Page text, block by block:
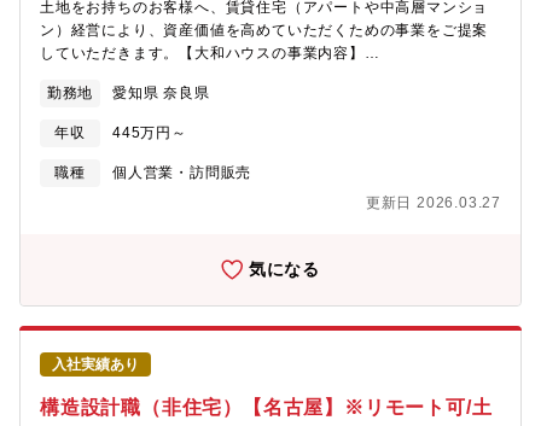
土地をお持ちのお客様へ、賃貸住宅（アパートや中高層マンショ
ン）経営により、資産価値を高めていただくための事業をご提案
していただきます。【大和ハウスの事業内容】
ハウスの採用ページ】～大和ハウスについてや働く環境などの記
載があります～
https://www.daiwahouse.co.jp/recruit/index.html?
page=from_header～キャリア採用ページ～
https://www.daiwahouse.co.jp/recruit/freshers/index.html■働く
https://www.daiwahouse.co.jp/recruit/person/index.html
勤務地 愛知県 奈良県
年収 445万円～
職種
個人営業・訪問販売
更新日 2026.03.27
気になる
入社実績あり
構造設計職（非住宅）【名古屋】※リモート可/土